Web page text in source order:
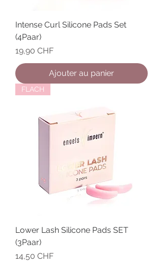
Intense Curl Silicone Pads Set
(4Paar)
Prix
19,90 CHF
Ajouter au panier
FLACH
Lower Lash Silicone Pads SET
(3Paar)
Prix
14,50 CHF